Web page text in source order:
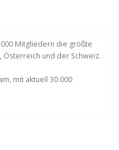
Mitgliedern die größte
und der Schweiz.
mit aktuell 30.000